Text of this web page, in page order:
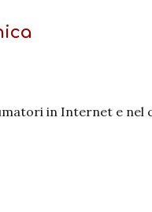
in Internet e nel